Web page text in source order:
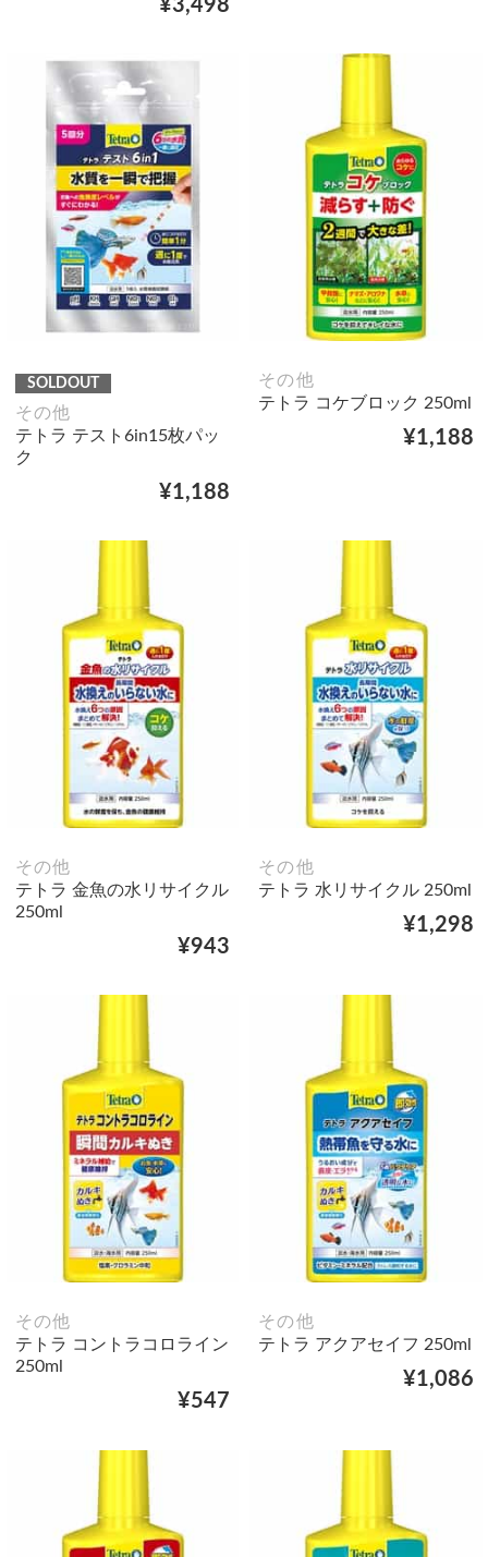
¥3,498
SOLDOUT
その他
テトラ テスト6in15枚パッ
ク
¥1,188
その他
テトラ コケブロック 250ml
¥1,188
その他
テトラ 金魚の水リサイクル
250ml
¥943
その他
テトラ 水リサイクル 250ml
¥1,298
その他
テトラ コントラコロライン
250ml
¥547
その他
テトラ アクアセイフ 250ml
¥1,086